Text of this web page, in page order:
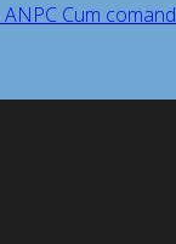
ANPC Cum comand